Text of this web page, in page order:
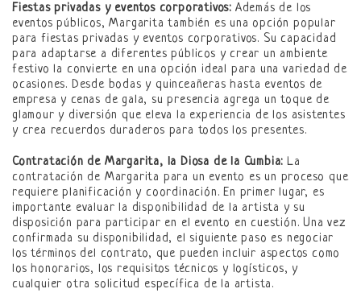
Fiestas privadas y eventos corporativos: Además de los
eventos públicos, Margarita también es una opción popular
para fiestas privadas y eventos corporativos. Su capacidad
para adaptarse a diferentes públicos y crear un ambiente
festivo la convierte en una opción ideal para una variedad de
ocasiones. Desde bodas y quinceañeras hasta eventos de
empresa y cenas de gala, su presencia agrega un toque de
glamour y diversión que eleva la experiencia de los asistentes
y crea recuerdos duraderos para todos los presentes.
Contratación de Margarita, la Diosa de la Cumbia: La
contratación de Margarita para un evento es un proceso que
requiere planificación y coordinación. En primer lugar, es
importante evaluar la disponibilidad de la artista y su
disposición para participar en el evento en cuestión. Una vez
confirmada su disponibilidad, el siguiente paso es negociar
los términos del contrato, que pueden incluir aspectos como
los honorarios, los requisitos técnicos y logísticos, y
cualquier otra solicitud específica de la artista.